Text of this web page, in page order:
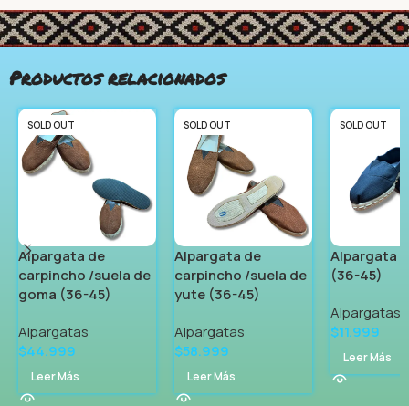
Productos relacionados
SOLD OUT
Alpargata de
carpincho /suela de
goma (36-45)
Alpargatas
$44.999
Leer Más
SOLD OUT
Alpargata de
carpincho /suela de
yute (36-45)
Alpargatas
$58.999
Leer Más
SOLD OUT
Alpargata
(36-45)
Alpargatas
$11.999
Leer Más